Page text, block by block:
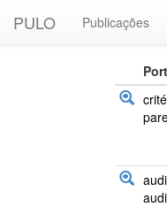
PULO Publicações